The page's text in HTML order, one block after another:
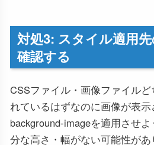
対処3: スタイル適用
確認する
CSSファイル・画像ファイル
れているはずなのに画像が表示
background-imageを適用させ
分な高さ・幅がない可能性があ